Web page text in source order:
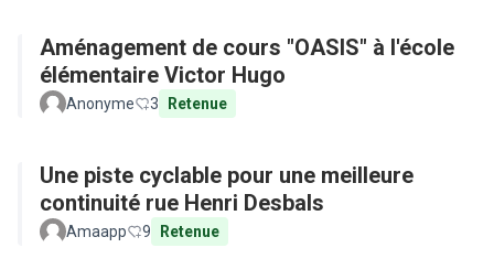
Aménagement de cours "OASIS" à l'école
élémentaire Victor Hugo
Anonyme 3 Retenue
Une piste cyclable pour une meilleure
continuité rue Henri Desbals
Amaapp 9 Retenue